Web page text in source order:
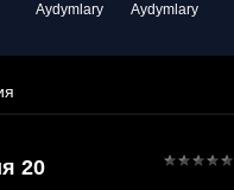
Aydymlary Aydymlary
20